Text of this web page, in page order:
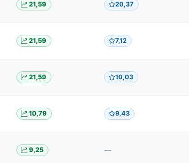
21,59 20,37
21,59 7,12
21,59 10,03
10,79 9,43
9,25 —